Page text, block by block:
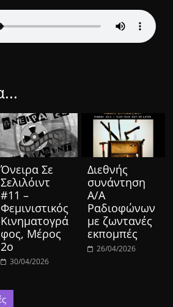
Όνειρα Σε
Σελιλόιντ
#11 –
Φεμινιστικός
Κινηματογρά
φος, Μέρος
2ο
30/04/2026
Διεθνής
συνάντηση
Α/Α
Ραδιοφώνων
με ζωντανές
εκπομπές
26/04/2026